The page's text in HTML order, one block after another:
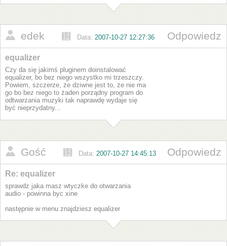
edek Data: 2007-10-27 12:27:36 Odpowiedz
equalizer
Czy da się jakimś pluginem doinstalować
equalizer, bo bez niego wszystko mi trzeszczy.
Powiem, szczerze, że dziwne jest to, że nie ma
go bo bez niego to żaden porządny program do
odtwarzania muzyki tak naprawdę wydaje się
być nieprzydatny...
Gość Data: 2007-10-27 14:45:13 Odpowiedz
Re: equalizer
sprawdz jaka masz wtyczke do otwarzania
audio - powinna byc xine
następnie w menu znajdziesz equalizer